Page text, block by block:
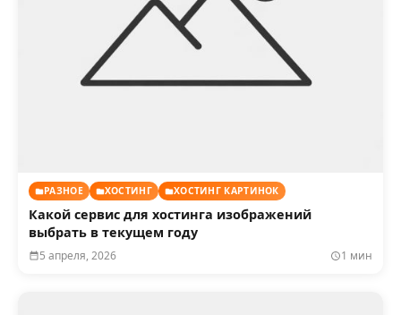
РАЗНОЕ ХОСТИНГ ХОСТИНГ КАРТИНОК
Какой сервис для хостинга изображений
выбрать в текущем году
5 апреля, 2026 1 мин